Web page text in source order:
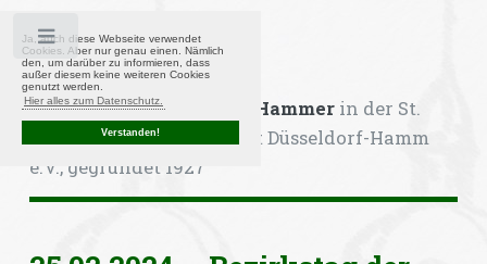
Ja, auch diese Webseite verwendet
Cookies. Aber nur genau einen. Nämlich
den, um darüber zu informieren, dass
außer diesem keine weiteren Cookies
genutzt werden.
Hier alles zum Datenschutz.
Verstanden!
Kompanie Heimattreue Hammerin der St.
Sebastianus-Bruderschaft Düsseldorf-Hamm
e.V., gegründet 1927
Toggle